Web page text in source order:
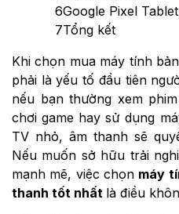
6Google Pixel
7Tổng kết
Khi chọn mua máy tính
phải là yếu tố đầu tiên
nếu bạn thường xem
chơi game hay sử dụng
TV nhỏ, âm thanh sẽ
Nếu muốn sở hữu trải
mạnh mẽ, việc chọn máy
thanh tốt nhất là điều